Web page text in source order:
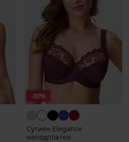
-30%
Сутиен Elegancе
неподплатен